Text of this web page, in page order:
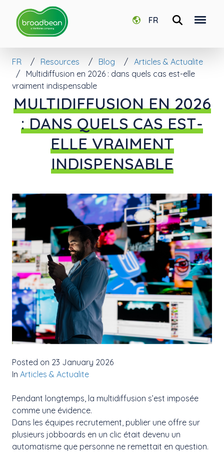
FR
FR Resources Blog
Articles & Actualite
Multidiffusion en 2026 : dans quels cas est-elle
vraiment indispensable
MULTIDIFFUSION EN 2026
: DANS QUELS CAS EST-
ELLE VRAIMENT
INDISPENSABLE
Posted on 23 January 2026
In Articles & Actualite
Pendant longtemps, la multidiffusion s’est imposée
comme une évidence.
Dans les équipes recrutement, publier une offre sur
plusieurs jobboards en un clic était devenu un
automatisme que personne ne remettait en question.